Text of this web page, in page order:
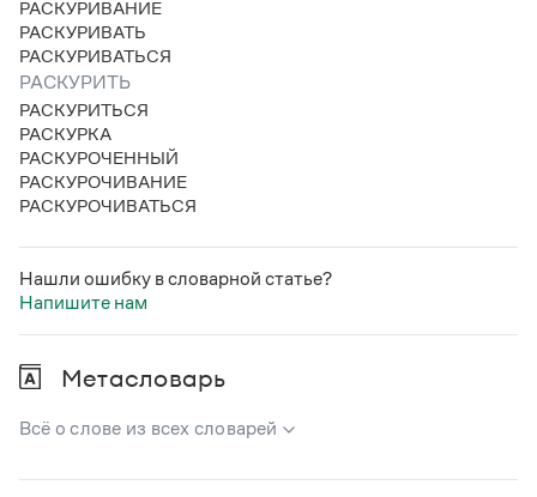
Все книги
РАСКУРИВАНИЕ
РАСКУРИВАТЬ
РАСКУРИВАТЬСЯ
РАСКУРИТЬ
РАСКУРИТЬСЯ
РАСКУРКА
РАСКУРОЧЕННЫЙ
РАСКУРОЧИВАНИЕ
РАСКУРОЧИВАТЬСЯ
Нашли ошибку в словарной статье?
Напишите нам
Метасловарь
Всё о слове из всех словарей
В метасловаре Грамоты в удобном виде собрана вся